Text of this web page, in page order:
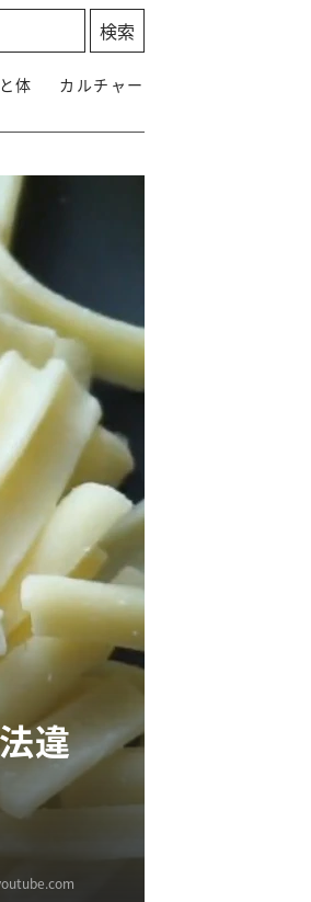
体 カルチャー
違